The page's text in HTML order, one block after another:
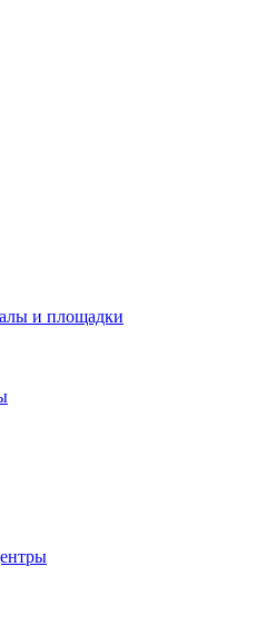
и площадки